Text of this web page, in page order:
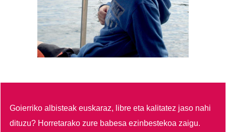
Goierriko albisteak euskaraz, libre eta kalitatez jaso nahi
dituzu? Horretarako zure babesa ezinbestekoa zaigu.